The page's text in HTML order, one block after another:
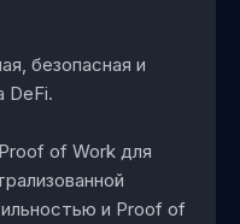
безопасная и
DeFi.
of Work для
и Proof of